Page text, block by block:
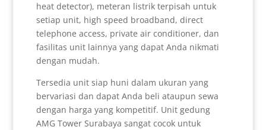
heat detector), meteran listrik terpisah untuk
setiap unit, high speed broadband, direct
telephone access, private air conditioner, dan
fasilitas unit lainnya yang dapat Anda nikmati
dengan mudah.
Tersedia unit siap huni dalam ukuran yang
bervariasi dan dapat Anda beli ataupun sewa
dengan harga yang kompetitif. Unit gedung
AMG Tower Surabaya sangat cocok untuk